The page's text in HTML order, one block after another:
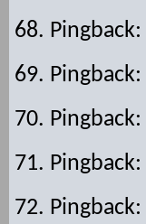
Pingback:
Pingback:
Pingback:
Pingback:
Pingback: